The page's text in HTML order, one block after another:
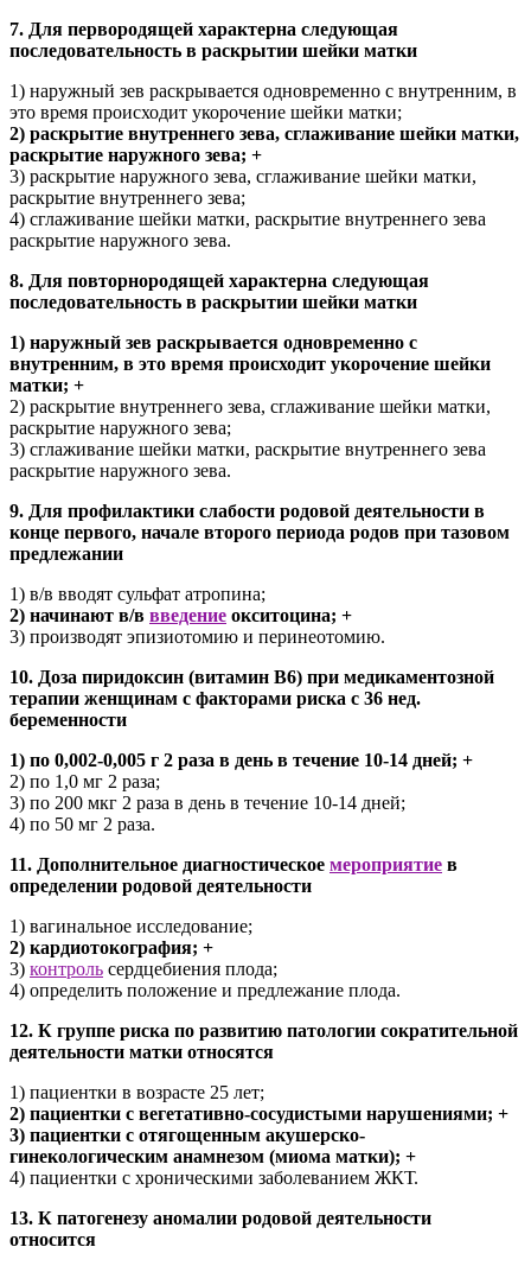
7. Для первородящей характерна следующая
последовательность в раскрытии шейки матки
1) наружный зев раскрывается одновременно с внутренним, в
это время происходит укорочение шейки матки;
2) раскрытие внутреннего зева, сглаживание шейки матки,
раскрытие наружного зева; +
3) раскрытие наружного зева, сглаживание шейки матки,
раскрытие внутреннего зева;
4) сглаживание шейки матки, раскрытие внутреннего зева
раскрытие наружного зева.
8. Для повторнородящей характерна следующая
последовательность в раскрытии шейки матки
1) наружный зев раскрывается одновременно с
внутренним, в это время происходит укорочение шейки
матки; +
2) раскрытие внутреннего зева, сглаживание шейки матки,
раскрытие наружного зева;
3) сглаживание шейки матки, раскрытие внутреннего зева
раскрытие наружного зева.
9. Для профилактики слабости родовой деятельности в
конце первого, начале второго периода родов при тазовом
предлежании
1) в/в вводят сульфат атропина;
2) начинают в/в введение окситоцина; +
3) производят эпизиотомию и перинеотомию.
10. Доза пиридоксин (витамин В6) при медикаментозной
терапии женщинам с факторами риска с 36 нед.
беременности
1) по 0,002-0,005 г 2 раза в день в течение 10-14 дней; +
2) по 1,0 мг 2 раза;
3) по 200 мкг 2 раза в день в течение 10-14 дней;
4) по 50 мг 2 раза.
11. Дополнительное диагностическое мероприятие в
определении родовой деятельности
1) вагинальное исследование;
2) кардиотокография; +
3) контроль сердцебиения плода;
4) определить положение и предлежание плода.
12. К группе риска по развитию патологии сократительной
деятельности матки относятся
1) пациентки в возрасте 25 лет;
2) пациентки с вегетативно-сосудистыми нарушениями; +
3) пациентки с отягощенным акушерско-
гинекологическим анамнезом (миома матки); +
4) пациентки с хроническими заболеванием ЖКТ.
13. К патогенезу аномалии родовой деятельности
относится